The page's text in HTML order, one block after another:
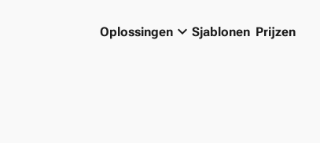
Oplossingenkeyboard_arrow_down Sjablonen Prijzen